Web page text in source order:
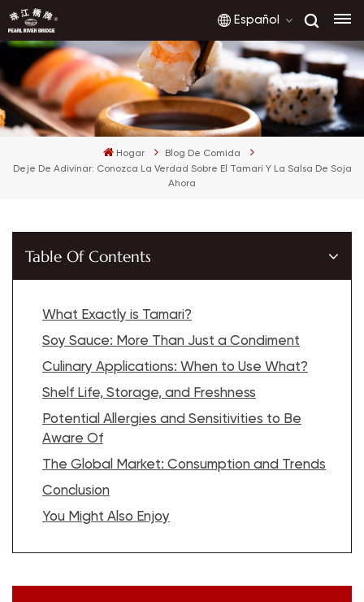
Español
English
français
español
Hogar
Blog De Comida
Deje De Adivinar: Conozca La Verdad Sobre El Tamari Y La Salsa De Soja
Ahora
Table Of Contents
What Exactly is Tamari?
Soy Sauce: More Than Just a Condiment
Culinary Applications: When to Use What?
Shelf Life, Storage, and Freshness
Potential Allergies and Sensitivities to Be
Aware Of
The Global Market: Consumption and Trends
Conclusion
You Might Also Enjoy